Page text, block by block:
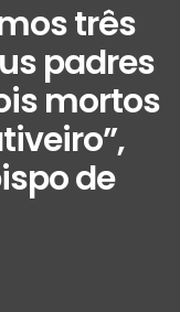
três
padres
mortos
de